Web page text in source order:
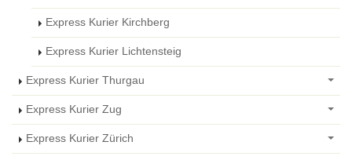
Express Kurier Kirchberg
Express Kurier Lichtensteig
Express Kurier Thurgau
Express Kurier Zug
Express Kurier Zürich